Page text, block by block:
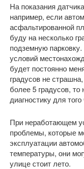
На показания
например, если
асфальтированной
буду на несколько
подземную
условий
будет постоянно
градусов не
более 5 градусов,
диагностику для
При неработающем
проблемы, которые
эксплуатации
температуры, они
улице стоит лето.